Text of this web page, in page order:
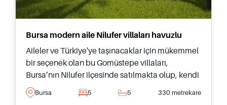
Bursa modern aile Nilufer villaları havuzlu
Aileler ve Türkiye'ye taşınacaklar için mükemmel
bir seçenek olan bu Gomüstepe villaları,
Bursa’nın Nilufer ilçesinde satılmakta olup, kendi
yüzme havuzları ve dışarıda zaman geçirmek için
bahçeleri bulunmaktadır.
Bursa 5 5 330 metrekare